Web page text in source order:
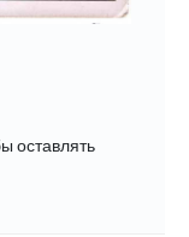
оставлять